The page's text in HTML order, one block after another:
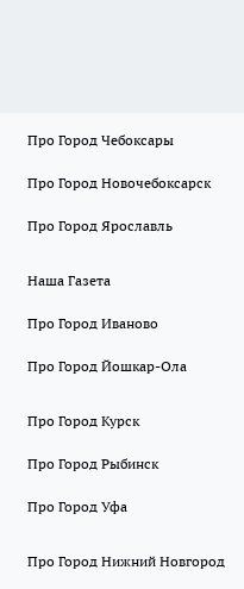
Про Город Чебоксары
Про Город Новочебоксарск
Про Город Ярославль
Наша Газета
Про Город Иваново
Про Город Йошкар-Ола
Про Город Курск
Про Город Рыбинск
Про Город Уфа
Про Город Нижний Новгород